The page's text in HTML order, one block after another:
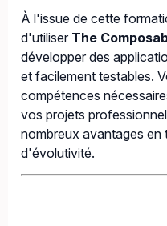
À l'issue de cette
d'utiliser The
développer des
et facilement testables.
compétences
vos projets
nombreux avantages en
d'évolutivité.